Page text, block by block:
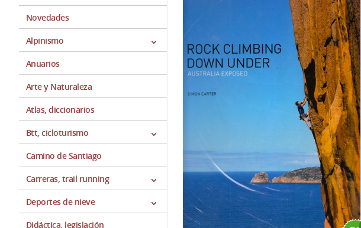
Novedades
Alpinismo
Anuarios
Arte y Naturaleza
Atlas, diccionarios
Btt, cicloturismo
Camino de Santiago
Carreras, trail running
Deportes de nieve
Didáctica, legislación